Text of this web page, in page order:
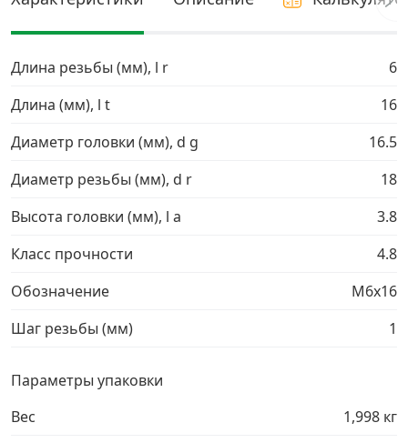
Грузовой крепеж
Кронштейны и крюки хозяйственные
Метрический крепеж
Электро и бензоинструмент, оборудование
Нержавеющий крепеж
Длина резьбы (мм), l r
6
Длина (мм), l t
16
Диаметр головки (мм), d g
16.5
Диаметр резьбы (мм), d r
18
Высота головки (мм), l a
3.8
Класс прочности
4.8
Обозначение
М6х16
Шаг резьбы (мм)
1
Параметры упаковки
Вес
1,998 кг